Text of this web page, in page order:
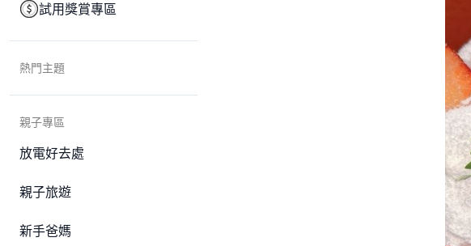
試用獎賞專區
熱門主題
親子專區
放電好去處
親子旅遊
新手爸媽